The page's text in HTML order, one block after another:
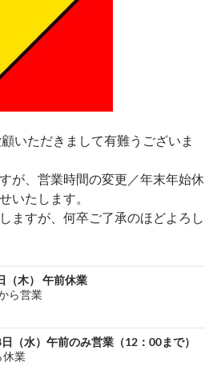
いただきまして有難うございま
が、営業時間の変更／年末年始休
いたします。
ますが、何卒ご了承のほどよろし
（木）
午前休業
営業
日（水）午前のみ営業（12 ： 00まで）
業